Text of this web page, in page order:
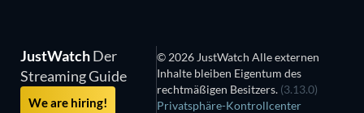
JustWatchDer
Streaming Guide
We are hiring!
© 2026 JustWatch Alle externen
Inhalte bleiben Eigentum des
rechtmäßigen Besitzers. (3.13.0)
Privatsphäre-Kontrollcenter